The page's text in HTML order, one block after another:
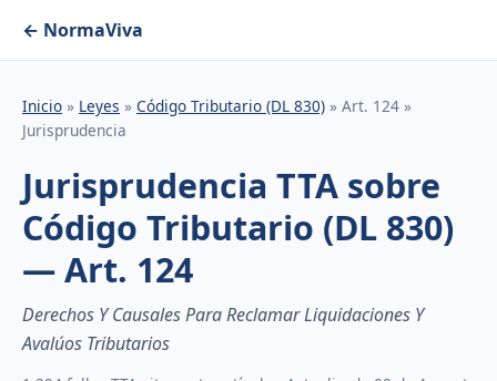
← NormaViva
Inicio » Leyes » Código Tributario (DL 830) » Art. 124 »
Jurisprudencia
Jurisprudencia TTA sobre
Código Tributario (DL 830)
— Art. 124
Derechos Y Causales Para Reclamar Liquidaciones Y
Avalúos Tributarios